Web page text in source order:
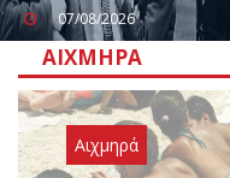
07/08/2026
ΑΙΧΜΗΡΆ
Αιχμηρά